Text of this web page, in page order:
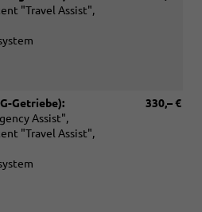
"Travel Assist",
330,– €
Getriebe):
Assist",
"Travel Assist",